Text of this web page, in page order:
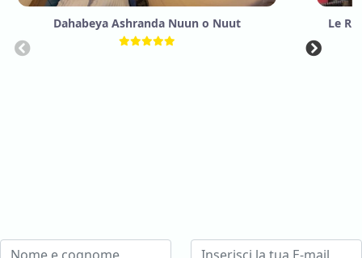
Dahabeya Ashranda Nuun o Nuut Le